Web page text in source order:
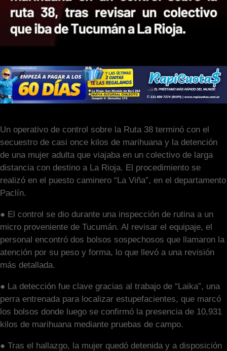
Un operativo de control sobre la Ruta 38 terminó con el
secuestro de casi once kilos de marihuana y la detención
de una mujer adulta que viajaba en un colectivo de larga
distancia con destino a La Rioja. El procedimiento se
realizó en el puesto caminero “La Viña”, en el departamento
Paclín.
● El control se dio durante una inspección de rutina a un
micro proveniente de Tucumán. Al revisar el equipaje, el
personal encontró dos bolsos sospechosos que llamaron la
atención por su peso y forma, lo que llevó a una revisión
más detallada.
● La detección fue clave gracias al trabajo de “Laika”, una
perra entrenada para localizar estupefacientes, que marcó
los bolsos donde luego se confirmó la presencia de 10,931
kilos de marihuana mediante pruebas de campo.
● Tras el hallazgo, la mujer quedó detenida y a disposición